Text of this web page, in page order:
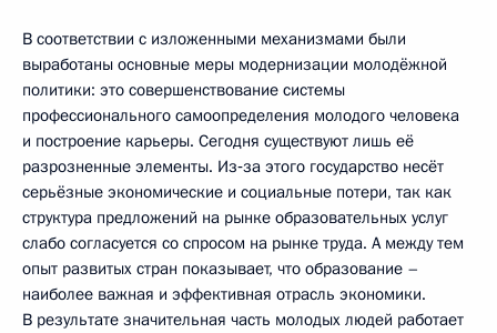
В соответствии с изложенными механизмами были
выработаны основные меры модернизации молодёжной
политики: это совершенствование системы
профессионального самоопределения молодого человека
и построение карьеры. Сегодня существуют лишь её
разрозненные элементы. Из‑за этого государство несёт
серьёзные экономические и социальные потери, так как
структура предложений на рынке образовательных услуг
слабо согласуется со спросом на рынке труда. А между тем
опыт развитых стран показывает, что образование –
наиболее важная и эффективная отрасль экономики.
В результате значительная часть молодых людей работает